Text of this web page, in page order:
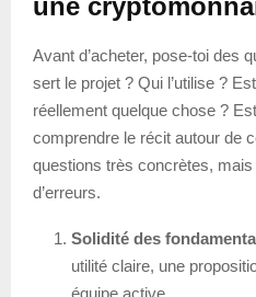
Avant d’acheter, pose-toi des
sert le projet ? Qui l’utilise ?
réellement quelque chose ?
comprendre le récit autour de
questions très concrètes,
d’erreurs.
Solidité des
utilité claire, une
équipe active.